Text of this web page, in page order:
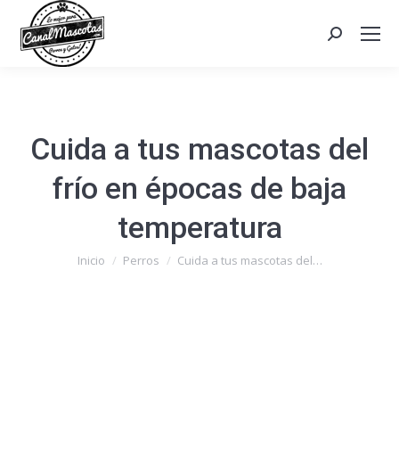
Search:
Cuida a tus mascotas del
frío en épocas de baja
temperatura
Estás aquí:
Inicio Perros Cuida a tus mascotas del…